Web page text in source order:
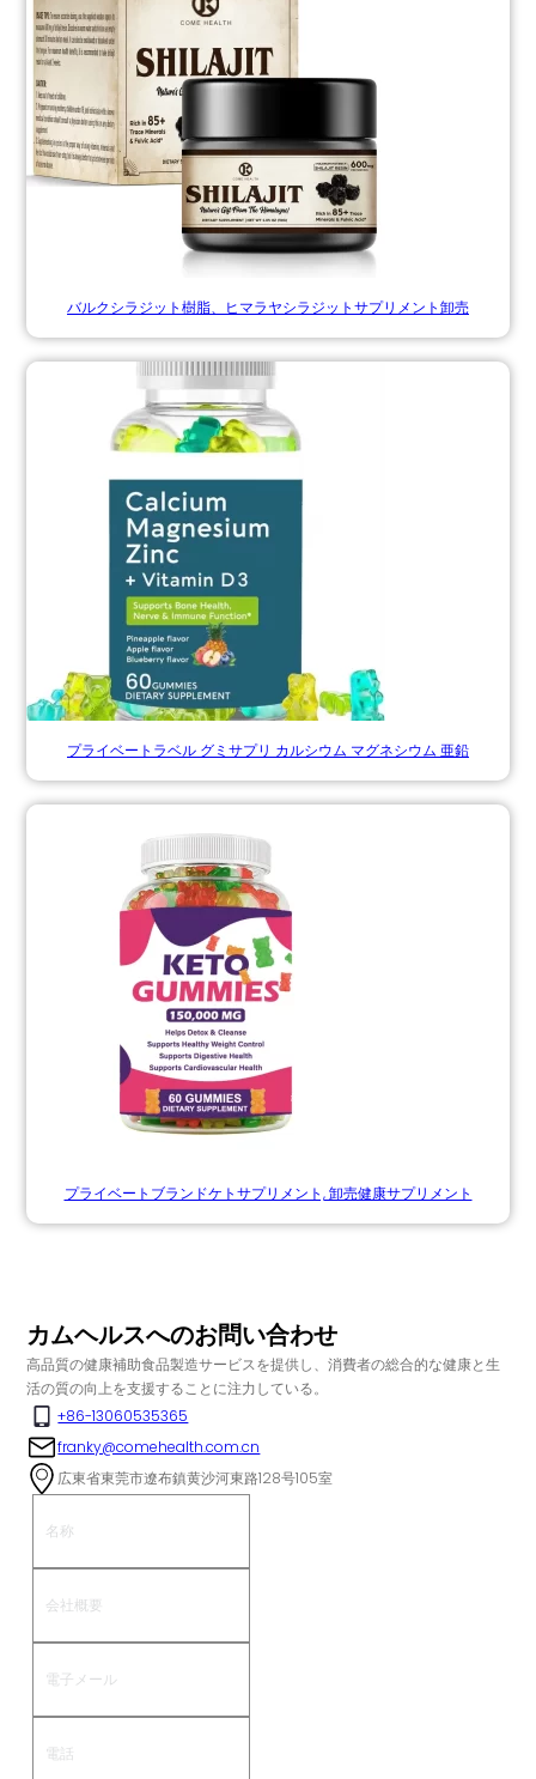
バルクシラジット樹脂、ヒマラヤシラジットサプリメント卸売
プライベートラベル グミサプリ カルシウム マグネシウム 亜鉛
プライベートブランドケトサプリメント, 卸売健康サプリメント
カムヘルスへのお問い合わせ
高品質の健康補助食品製造サービスを提供し、消費者の総合的な健康と生
活の質の向上を支援することに注力している。
+86-13060535365
franky@comehealth.com.cn
広東省東莞市遼布鎮黄沙河東路128号105室